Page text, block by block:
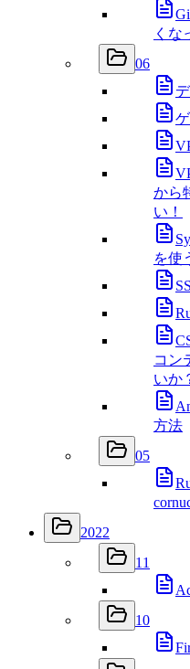
くな
06
から
い！
を使
コン
いか
方法
05
2022
11
10